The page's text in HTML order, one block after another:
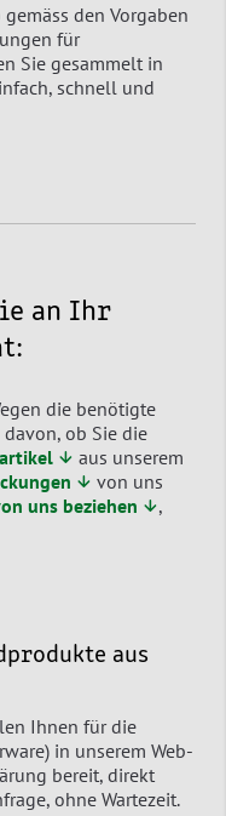
den Vorgaben
für
Sie gesammelt in
schnell und
an Ihr
die benötigte
ob Sie die
↓ aus unserem
↓ von uns
uns beziehen ↓,
aus
Ihnen für die
in unserem Web-
bereit, direkt
ohne Wartezeit.